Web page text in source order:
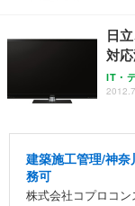
日
対
IT・
建築施工管理/神
務可
株式会社コプロコ